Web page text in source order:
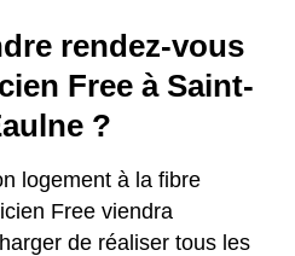
rendez-vous
Free à Saint-
?
logement à la fibre
Free viendra
de réaliser tous les